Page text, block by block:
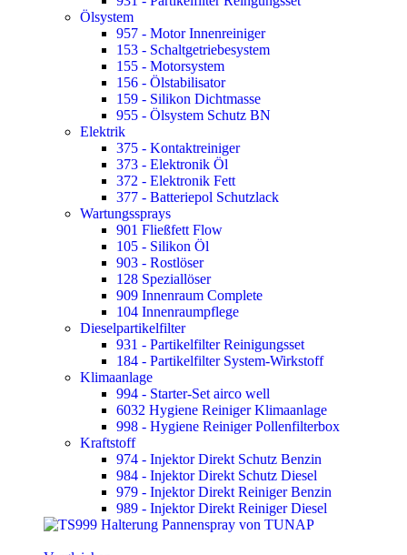
Ölsystem
957 - Motor Innenreiniger
153 - Schaltgetriebesystem
155 - Motorsystem
156 - Ölstabilisator
159 - Silikon Dichtmasse
955 - Ölsystem Schutz BN
Elektrik
375 - Kontaktreiniger
373 - Elektronik Öl
372 - Elektronik Fett
377 - Batteriepol Schutzlack
Wartungssprays
901 Fließfett Flow
105 - Silikon Öl
903 - Rostlöser
128 Speziallöser
909 Innenraum Complete
104 Innenraumpflege
Dieselpartikelfilter
931 - Partikelfilter Reinigungsset
184 - Partikelfilter System-Wirkstoff
Klimaanlage
994 - Starter-Set airco well
6032 Hygiene Reiniger Klimaanlage
998 - Hygiene Reiniger Pollenfilterbox
Kraftstoff
974 - Injektor Direkt Schutz Benzin
984 - Injektor Direkt Schutz Diesel
979 - Injektor Direkt Reiniger Benzin
989 - Injektor Direkt Reiniger Diesel